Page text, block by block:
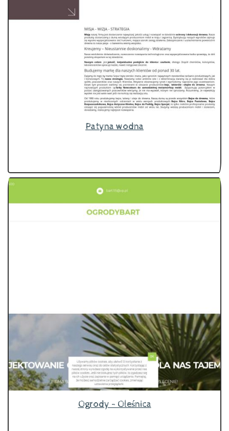
Patyna wodna
Ogrody - Oleśnica